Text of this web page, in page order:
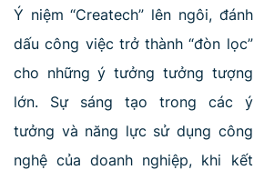
Ý niệm “Createch” lên ngôi, đánh
dấu công việc trở thành “đòn lọc”
cho những ý tưởng tưởng tượng
lớn. Sự sáng tạo trong các ý
tưởng và năng lực sử dụng công
nghệ của doanh nghiệp, khi kết